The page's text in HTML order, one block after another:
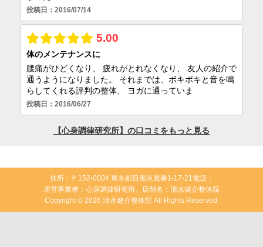
住所：〒152-0004 東京都目黒区鷹番1-17-21電話：
運営事業者：心身調律研究所、店舗名：清水健介整体院
Copyright © 2026 清水健介整体院 All Rights Reserved.